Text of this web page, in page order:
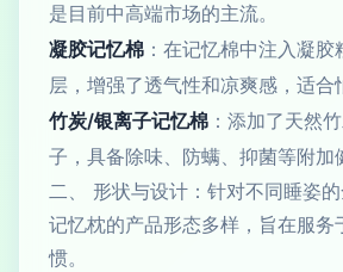
是目前中高端市场的主流。
凝胶记忆棉 ：在记忆棉中注入凝
层，增强了透气性和凉爽感，适合
竹炭/银离子记忆棉 ：添加了天然
子，具备除味、防螨、抑菌等附加
二、 形状与设计：针对不同睡姿
记忆枕的产品形态多样，旨在服务
惯。